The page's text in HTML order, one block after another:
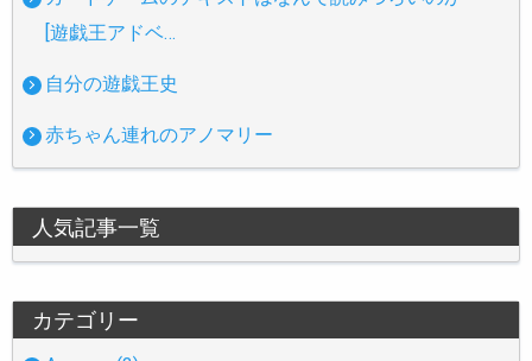
[遊戯王アドベ…
自分の遊戯王史
赤ちゃん連れのアノマリー
人気記事一覧
カテゴリー